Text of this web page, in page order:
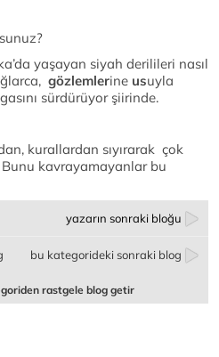
yaşayan siyah derilileri nasıl
gözlemlerine usuyla
sürdürüyor şiirinde.
kurallardan sıyırarak çok
Bunu kavrayamayanlar bu
yazarın sonraki bloğu
bu kategorideki sonraki blog
rastgele blog getir